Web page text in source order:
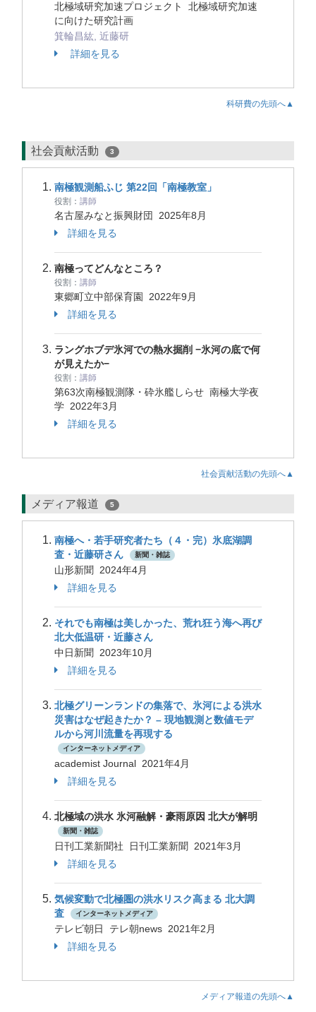
北極域研究加速プロジェクト 北極域研究加速
に向けた研究計画
箕輪昌紘, 近藤研
詳細を見る
科研費の先頭へ▲
社会貢献活動 3
南極観測船ふじ 第22回「南極教室」
役割： 講師
名古屋みなと振興財団 2025年8月
詳細を見る
南極ってどんなところ？
役割： 講師
東郷町立中部保育園 2022年9月
詳細を見る
ラングホブデ氷河での熱水掘削 −氷河の底で何
が見えたか−
役割： 講師
第63次南極観測隊・砕氷艦しらせ 南極大学夜
学 2022年3月
詳細を見る
社会貢献活動の先頭へ▲
メディア報道 5
南極へ・若手研究者たち（４・完）氷底湖調
査・近藤研さん
新聞・雑誌
山形新聞 2024年4月
詳細を見る
それでも南極は美しかった、荒れ狂う海へ再び
北大低温研・近藤さん
中日新聞 2023年10月
詳細を見る
北極グリーンランドの集落で、氷河による洪水
災害はなぜ起きたか？ – 現地観測と数値モデ
ルから河川流量を再現する
インターネットメディア
academist Journal 2021年4月
詳細を見る
北極域の洪水 氷河融解・豪雨原因 北大が解明
新聞・雑誌
日刊工業新聞社 日刊工業新聞 2021年3月
詳細を見る
気候変動で北極圏の洪水リスク高まる 北大調
査
インターネットメディア
テレビ朝日 テレ朝news 2021年2月
詳細を見る
メディア報道の先頭へ▲